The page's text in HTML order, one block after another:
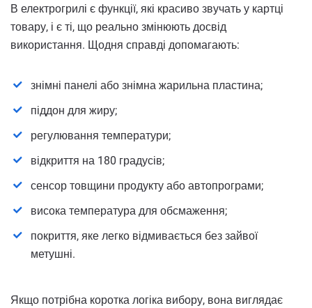
В електрогрилі є функції, які красиво звучать у картці
товару, і є ті, що реально змінюють досвід
використання. Щодня справді допомагають:
знімні панелі або знімна жарильна пластина;
піддон для жиру;
регулювання температури;
відкриття на 180 градусів;
сенсор товщини продукту або автопрограми;
висока температура для обсмаження;
покриття, яке легко відмивається без зайвої
метушні.
Якщо потрібна коротка логіка вибору, вона виглядає